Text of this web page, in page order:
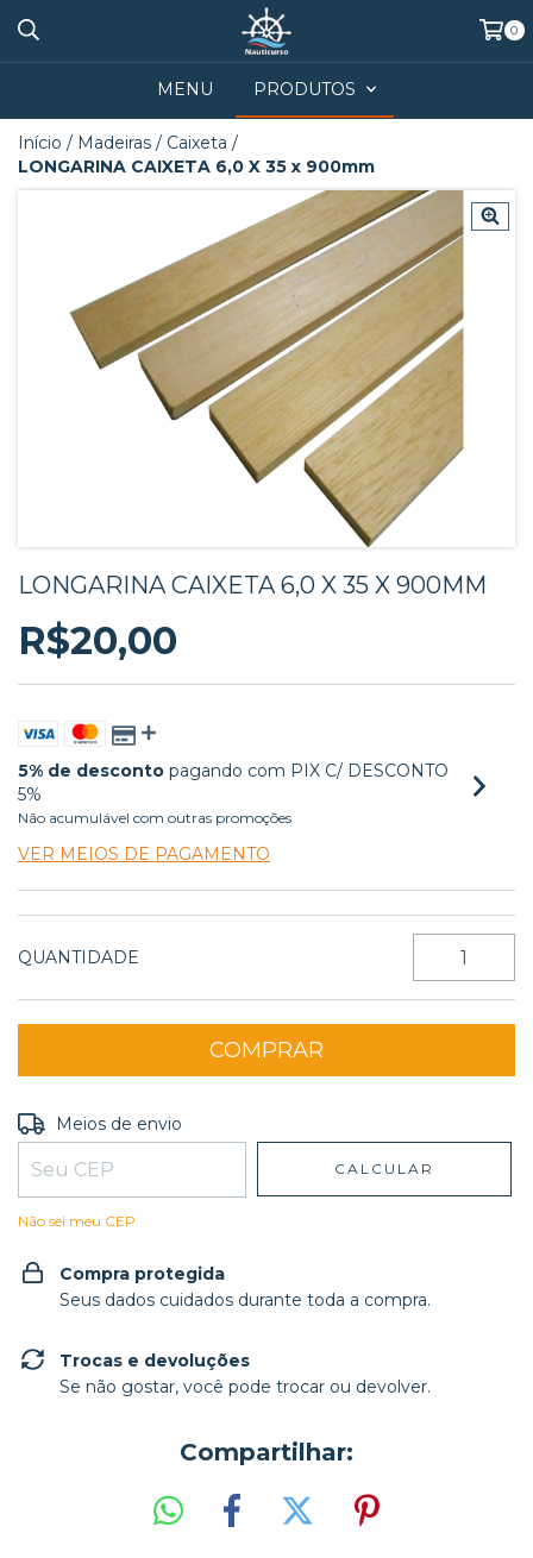
0
MENU PRODUTOS
Início / Madeiras / Caixeta /
LONGARINA CAIXETA 6,0 X 35 x 900mm
LONGARINA CAIXETA 6,0 X 35 X 900MM
R$20,00
5% de desconto pagando com PIX C/ DESCONTO
5%
Não acumulável com outras promoções
VER MEIOS DE PAGAMENTO
QUANTIDADE
Entregas para o CEP:
Meios de envio
CALCULAR
Não sei meu CEP
Compra protegida
Seus dados cuidados durante toda a compra.
Trocas e devoluções
Se não gostar, você pode trocar ou devolver.
Compartilhar: